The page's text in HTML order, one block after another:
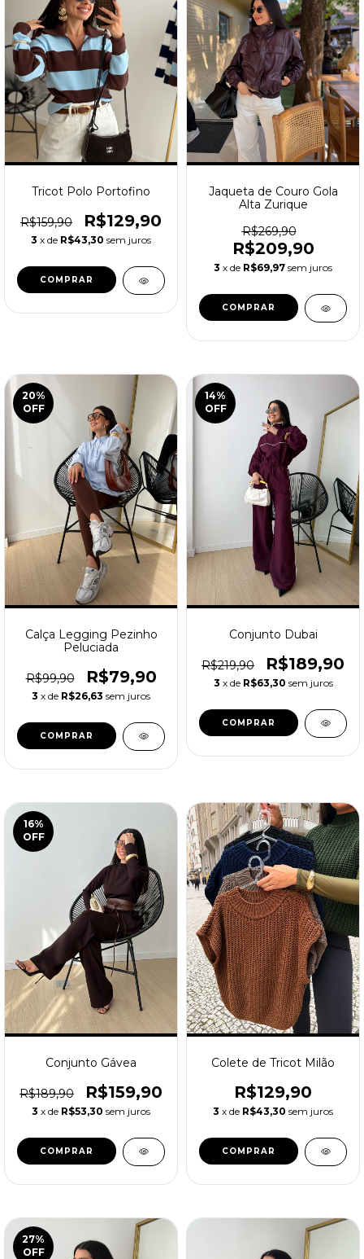
Tricot Polo Portofino
R$159,90 R$129,90
3 x de R$43,30 sem juros
COMPRAR
Jaqueta de Couro Gola
Alta Zurique
R$269,90
R$209,90
3 x de R$69,97 sem juros
COMPRAR
20%
OFF
Calça Legging Pezinho
Peluciada
R$99,90 R$79,90
3 x de R$26,63 sem juros
COMPRAR
14%
OFF
Conjunto Dubai
R$219,90 R$189,90
3 x de R$63,30 sem juros
COMPRAR
16%
OFF
Conjunto Gávea
R$189,90 R$159,90
3 x de R$53,30 sem juros
COMPRAR
Colete de Tricot Milão
R$129,90
3 x de R$43,30 sem juros
COMPRAR
27%
OFF